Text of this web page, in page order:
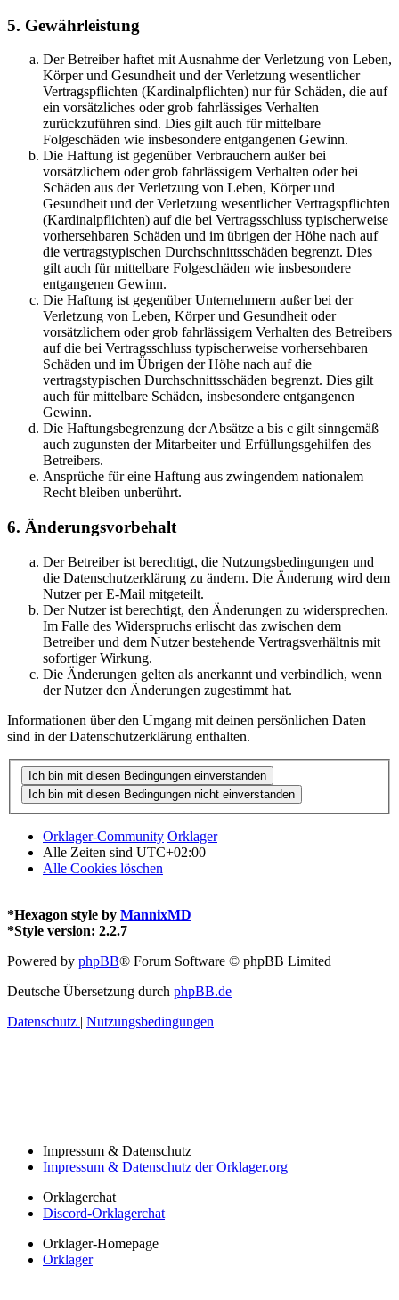
5. Gewährleistung
Der Betreiber haftet mit Ausnahme der Verletzung von Leben,
Körper und Gesundheit und der Verletzung wesentlicher
Vertragspflichten (Kardinalpflichten) nur für Schäden, die auf
ein vorsätzliches oder grob fahrlässiges Verhalten
zurückzuführen sind. Dies gilt auch für mittelbare
Folgeschäden wie insbesondere entgangenen Gewinn.
Die Haftung ist gegenüber Verbrauchern außer bei
vorsätzlichem oder grob fahrlässigem Verhalten oder bei
Schäden aus der Verletzung von Leben, Körper und
Gesundheit und der Verletzung wesentlicher Vertragspflichten
(Kardinalpflichten) auf die bei Vertragsschluss typischerweise
vorhersehbaren Schäden und im übrigen der Höhe nach auf
die vertragstypischen Durchschnittsschäden begrenzt. Dies
gilt auch für mittelbare Folgeschäden wie insbesondere
entgangenen Gewinn.
Die Haftung ist gegenüber Unternehmern außer bei der
Verletzung von Leben, Körper und Gesundheit oder
vorsätzlichem oder grob fahrlässigem Verhalten des Betreibers
auf die bei Vertragsschluss typischerweise vorhersehbaren
Schäden und im Übrigen der Höhe nach auf die
vertragstypischen Durchschnittsschäden begrenzt. Dies gilt
auch für mittelbare Schäden, insbesondere entgangenen
Gewinn.
Die Haftungsbegrenzung der Absätze a bis c gilt sinngemäß
auch zugunsten der Mitarbeiter und Erfüllungsgehilfen des
Betreibers.
Ansprüche für eine Haftung aus zwingendem nationalem
Recht bleiben unberührt.
6. Änderungsvorbehalt
Der Betreiber ist berechtigt, die Nutzungsbedingungen und
die Datenschutzerklärung zu ändern. Die Änderung wird dem
Nutzer per E-Mail mitgeteilt.
Der Nutzer ist berechtigt, den Änderungen zu widersprechen.
Im Falle des Widerspruchs erlischt das zwischen dem
Betreiber und dem Nutzer bestehende Vertragsverhältnis mit
sofortiger Wirkung.
Die Änderungen gelten als anerkannt und verbindlich, wenn
der Nutzer den Änderungen zugestimmt hat.
Informationen über den Umgang mit deinen persönlichen Daten
sind in der Datenschutzerklärung enthalten.
Orklager-Community Orklager
Alle Zeiten sind UTC+02:00
Alle Cookies löschen
*Hexagon style by MannixMD
*Style version: 2.2.7
Powered by phpBB® Forum Software © phpBB Limited
Deutsche Übersetzung durch phpBB.de
Datenschutz | Nutzungsbedingungen
Impressum & Datenschutz
Impressum & Datenschutz der Orklager.org
Orklagerchat
Discord-Orklagerchat
Orklager-Homepage
Orklager